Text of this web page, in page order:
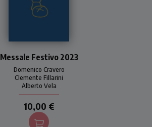
immediato per seguire la
liturgia eucaristica festiva
per tutto l'anno 2023. Con
introduzioni, commenti e
preghiere di Domenico
Cravero.
Domenico Cravero
Clemente Fillarini
Alberto Vela
Messale Festivo 2023
10,00 €